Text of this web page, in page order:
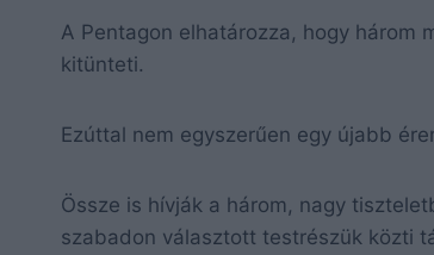
A Pentagon elhatározza, hogy három
kitünteti.
Ezúttal nem egyszerűen egy újabb
Össze is hívják a három, nagy
szabadon választott testrészük közti